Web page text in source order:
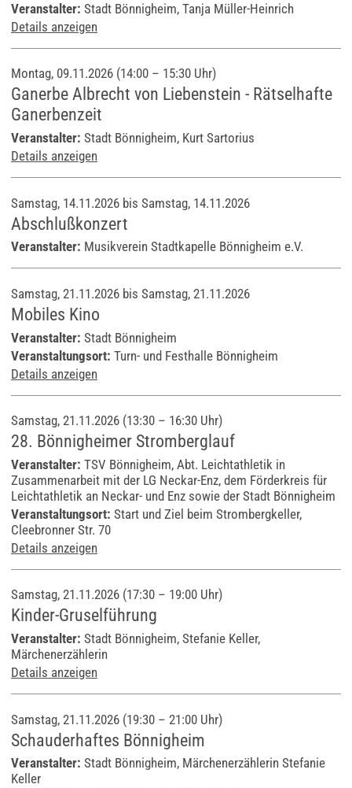
Veranstalter: Stadt Bönnigheim, Tanja Müller-Heinrich
Details anzeigen
Montag, 09.11.2026 (14:00 – 15:30 Uhr)
Ganerbe Albrecht von Liebenstein - Rätselhafte
Ganerbenzeit
Veranstalter: Stadt Bönnigheim, Kurt Sartorius
Details anzeigen
Samstag, 14.11.2026 bis Samstag, 14.11.2026
Abschlußkonzert
Veranstalter: Musikverein Stadtkapelle Bönnigheim e.V.
Samstag, 21.11.2026 bis Samstag, 21.11.2026
Mobiles Kino
Veranstalter: Stadt Bönnigheim
Veranstaltungsort: Turn- und Festhalle Bönnigheim
Details anzeigen
Samstag, 21.11.2026 (13:30 – 16:30 Uhr)
28. Bönnigheimer Stromberglauf
Veranstalter: TSV Bönnigheim, Abt. Leichtathletik in
Zusammenarbeit mit der LG Neckar-Enz, dem Förderkreis für
Leichtathletik an Neckar- und Enz sowie der Stadt Bönnigheim
Veranstaltungsort: Start und Ziel beim Strombergkeller,
Cleebronner Str. 70
Details anzeigen
Samstag, 21.11.2026 (17:30 – 19:00 Uhr)
Kinder-Gruselführung
Veranstalter: Stadt Bönnigheim, Stefanie Keller,
Märchenerzählerin
Details anzeigen
Samstag, 21.11.2026 (19:30 – 21:00 Uhr)
Schauderhaftes Bönnigheim
Veranstalter: Stadt Bönnigheim, Märchenerzählerin Stefanie
Keller